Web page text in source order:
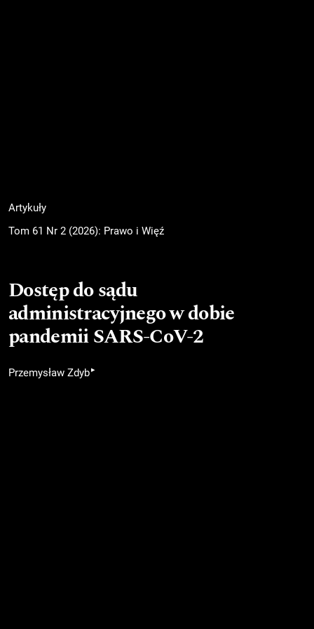
Artykuły
Tom 61 Nr 2 (2026): Prawo i Więź
Dostęp do sądu
administracyjnego w dobie
pandemii SARS-CoV-2
Przemysław Zdyb▸